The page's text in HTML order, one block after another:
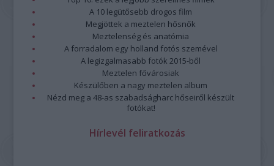
A 10 legütősebb drogos film
Megjöttek a meztelen hősnők
Meztelenség és anatómia
A forradalom egy holland fotós szemével
A legizgalmasabb fotók 2015-ből
Meztelen fővárosiak
Készülőben a nagy meztelen album
Nézd meg a 48-as szabadságharc hőseiről készült
fotókat!
Hírlevél feliratkozás